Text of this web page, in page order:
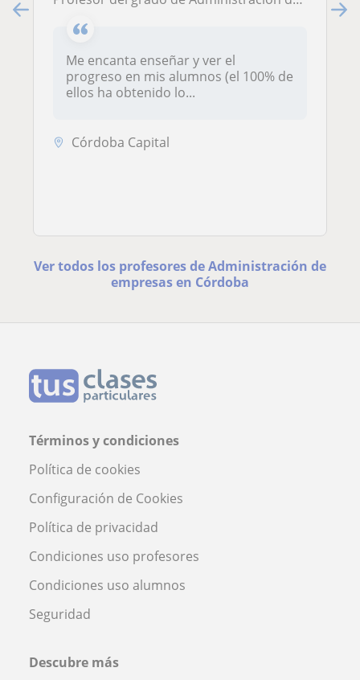
Me encanta enseñar y ver el
progreso en mis alumnos (el 100% de
ellos ha obtenido lo...
Córdoba Capital
Ver todos los profesores de Administración de
empresas en Córdoba
Términos y condiciones
Política de cookies
Configuración de Cookies
Política de privacidad
Condiciones uso profesores
Condiciones uso alumnos
Seguridad
Descubre más